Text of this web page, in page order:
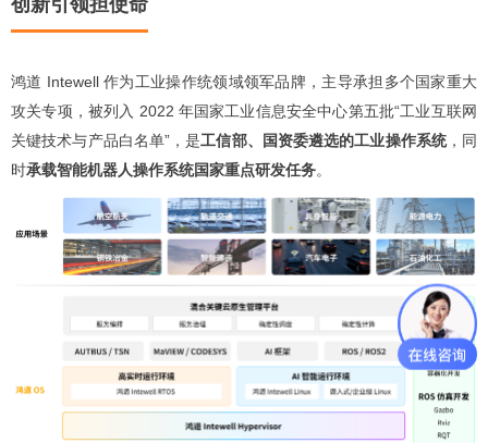
创新引领担使命
鸿道 Intewell 作为工业操作统领域领军品牌，主导承担多个国家重大
攻关专项，被列入 2022 年国家工业信息安全中心第五批“工业互联网
关键技术与产品白名单”，是工信部、国资委遴选的工业操作系统，同
时承载智能机器人操作系统国家重点研发任务。